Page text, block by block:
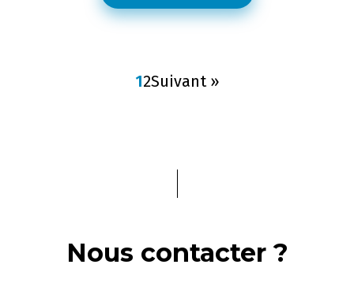
12Suivant »
Nous contacter ?